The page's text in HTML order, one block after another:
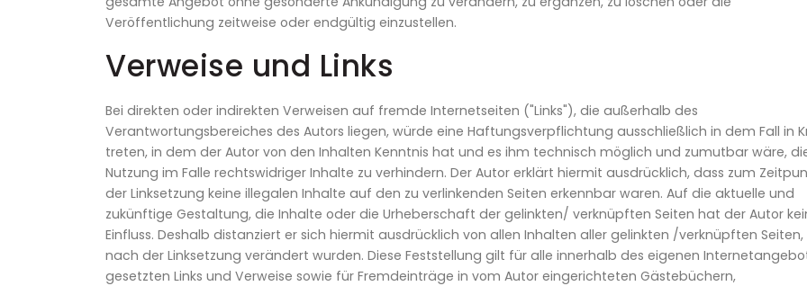
Veröffentlichung zeitweise oder endgültig einzustellen.
Verweise und Links
Bei direkten oder indirekten Verweisen auf fremde Internetseiten ("Links"), die außerhalb des
Verantwortungsbereiches des Autors liegen, würde eine Haftungsverpflichtung ausschließlich in dem Fall in
treten, in dem der Autor von den Inhalten Kenntnis hat und es ihm technisch möglich und zumutbar wäre,
Nutzung im Falle rechtswidriger Inhalte zu verhindern. Der Autor erklärt hiermit ausdrücklich, dass zum
der Linksetzung keine illegalen Inhalte auf den zu verlinkenden Seiten erkennbar waren. Auf die aktuelle und
zukünftige Gestaltung, die Inhalte oder die Urheberschaft der gelinkten/ verknüpften Seiten hat der Autor
Einfluss. Deshalb distanziert er sich hiermit ausdrücklich von allen Inhalten aller gelinkten /verknüpften Seiten,
nach der Linksetzung verändert wurden. Diese Feststellung gilt für alle innerhalb des eigenen
gesetzten Links und Verweise sowie für Fremdeinträge in vom Autor eingerichteten Gästebüchern,